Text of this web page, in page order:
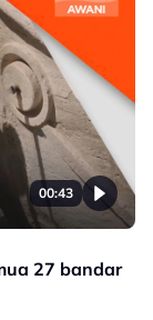
00:43
27 bandar